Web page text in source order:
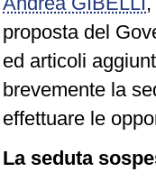
proposta del
ed articoli
brevemente la
effettuare le
La seduta